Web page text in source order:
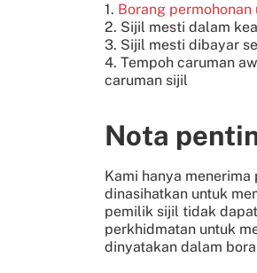
1. Borang
2. Sijil mesti dalam
3. Sijil mesti dibayar
4. Tempoh caruman
caruman sijil
Nota
Kami hanya
dinasihatkan untuk
pemilik sijil tidak
perkhidmatan untuk
dinyatakan dalam